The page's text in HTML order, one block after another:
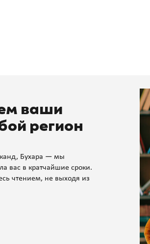
ваши
регион
Бухара — мы
вас в кратчайшие сроки.
чтением, не выходя из